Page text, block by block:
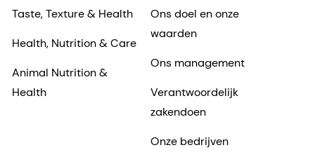
Taste, Texture & Health
Health, Nutrition & Care
Animal Nutrition &
Health
Ons doel en onze
waarden
Ons management
Verantwoordelijk
zakendoen
Onze bedrijven